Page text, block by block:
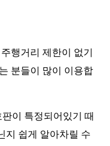
행거리 제한이 없기
분들이 많이 이용합
이 특정되어있기 때
지 쉽게 알아차릴 수